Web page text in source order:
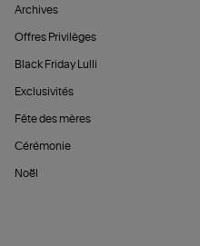
Archives
Offres Privilèges
Black Friday Lulli
Exclusivités
Fête des mères
Cérémonie
Noël